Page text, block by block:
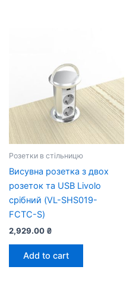
Розетки в стільницю
Висувна розетка з двох
розеток та USB Livolo
срібний (VL-SHS019-
FCTC-S)
2,929.00 ₴
Add to cart